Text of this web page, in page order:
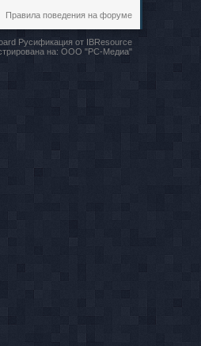
Правила поведения на форуме
Русификация от IBResource
на: ООО "РС-Медиа"